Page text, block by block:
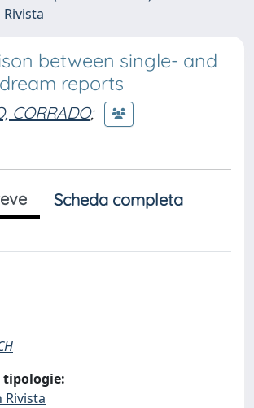
between single- and
reports
CORRADO;
Scheda completa
tipologie:
Rivista